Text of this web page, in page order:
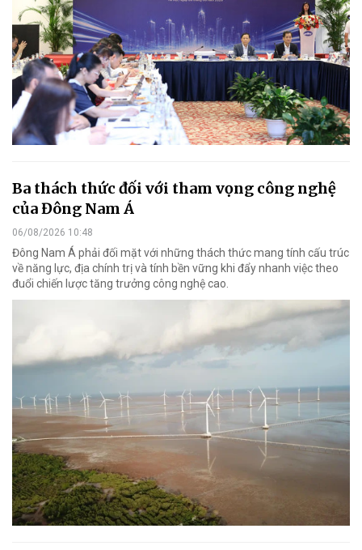
Ba thách thức đối với tham vọng công nghệ
của Đông Nam Á
06/08/2026 10:48
Đông Nam Á phải đối mặt với những thách thức mang tính cấu trúc
về năng lực, địa chính trị và tính bền vững khi đẩy nhanh việc theo
đuổi chiến lược tăng trưởng công nghệ cao.